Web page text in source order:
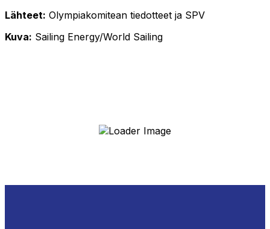
Lähteet: Olympiakomitean tiedotteet ja SPV
Kuva: Sailing Energy/World Sailing